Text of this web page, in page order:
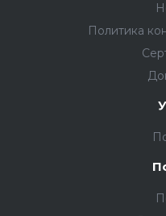
Политика